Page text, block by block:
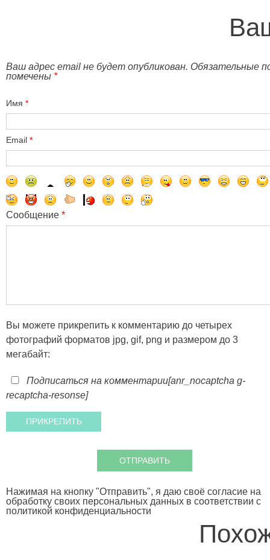
Ваш адрес email не будет опубликован. Обязательные
помечены *
Имя *
Email *
Сообщение *
Вы можете прикрепить к комментарию до четырех
фотографий форматов jpg, gif, png и размером до 3
мегабайт:
Подписаться на комментарии[anr_nocaptcha g-
recaptcha-resonse]
Нажимая на кнопку "Отправить", я даю своё согласие на
обработку своих персональных данных в соответствии с
политикой конфиденциальности